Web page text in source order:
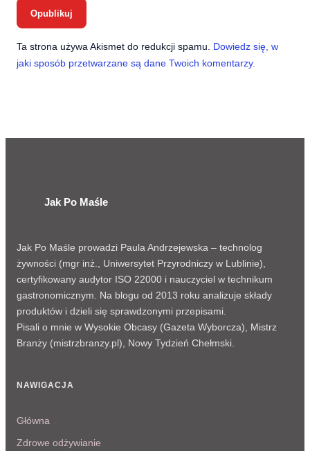
Ta strona używa Akismet do redukcji spamu. Dowiedz się, w
jaki sposób przetwarzane są dane Twoich komentarzy.
Jak Po Maśle
Jak Po Maśle prowadzi Paula Andrzejewska – technolog
żywności (mgr inż., Uniwersytet Przyrodniczy w Lublinie),
certyfikowany audytor ISO 22000 i nauczyciel w technikum
gastronomicznym. Na blogu od 2013 roku analizuje składy
produktów i dzieli się sprawdzonymi przepisami.
Pisali o mnie w Wysokie Obcasy (Gazeta Wyborcza), Mistrz
Branży (mistrzbranzy.pl), Nowy Tydzień Chełmski.
NAWIGACJA
Główna
Zdrowe odżywianie